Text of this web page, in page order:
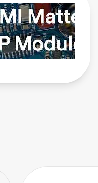
Learn more: